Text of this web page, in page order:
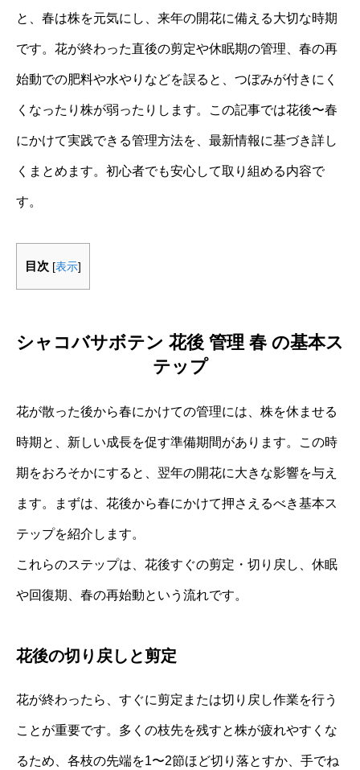
と、春は株を元気にし、来年の開花に備える大切な時期
です。花が終わった直後の剪定や休眠期の管理、春の再
始動での肥料や水やりなどを誤ると、つぼみが付きにく
くなったり株が弱ったりします。この記事では花後〜春
にかけて実践できる管理方法を、最新情報に基づき詳し
くまとめます。初心者でも安心して取り組める内容で
す。
目次 [表示]
シャコバサボテン 花後 管理 春 の基本ス
テップ
花が散った後から春にかけての管理には、株を休ませる
時期と、新しい成長を促す準備期間があります。この時
期をおろそかにすると、翌年の開花に大きな影響を与え
ます。まずは、花後から春にかけて押さえるべき基本ス
テップを紹介します。
これらのステップは、花後すぐの剪定・切り戻し、休眠
や回復期、春の再始動という流れです。
花後の切り戻しと剪定
花が終わったら、すぐに剪定または切り戻し作業を行う
ことが重要です。多くの枝先を残すと株が疲れやすくな
るため、各枝の先端を1〜2節ほど切り落とすか、手でね